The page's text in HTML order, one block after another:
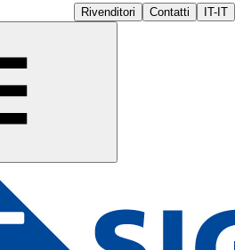
Rivenditori Contatti IT-IT